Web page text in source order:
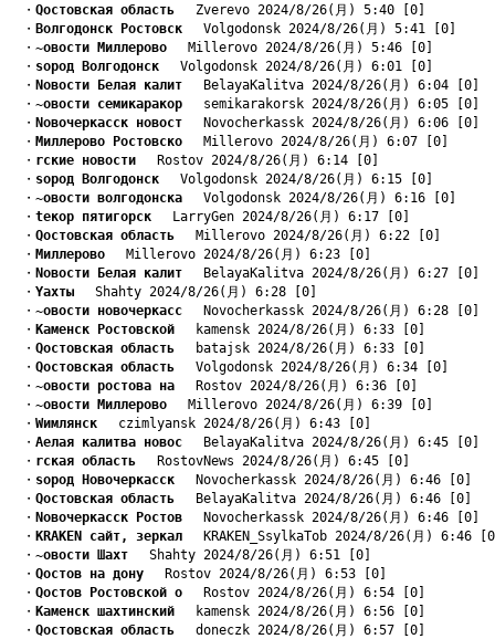
・ Qостовская область Zverevo 2024/8/26(月) 5:40 [0]
・ Bолгодонск Ростовск Volgodonsk 2024/8/26(月) 5:41 [0]
・ ~овости Миллерово Millerovo 2024/8/26(月) 5:46 [0]
・ sород Волгодонск Volgodonsk 2024/8/26(月) 6:01 [0]
・ Nовости Белая калит BelayaKalitva 2024/8/26(月) 6:04 [0]
・ ~овости семикаракор semikarakorsk 2024/8/26(月) 6:05 [0]
・ Nовочеркасск новост Novocherkassk 2024/8/26(月) 6:06 [0]
・ Mиллерово Ростовско Millerovo 2024/8/26(月) 6:07 [0]
・ rские новости Rostov 2024/8/26(月) 6:14 [0]
・ sород Волгодонск Volgodonsk 2024/8/26(月) 6:15 [0]
・ ~овости волгодонска Volgodonsk 2024/8/26(月) 6:16 [0]
・ tекор пятигорск LarryGen 2024/8/26(月) 6:17 [0]
・ Qостовская область Millerovo 2024/8/26(月) 6:22 [0]
・ Mиллерово Millerovo 2024/8/26(月) 6:23 [0]
・ Nовости Белая калит BelayaKalitva 2024/8/26(月) 6:27 [0]
・ Yахты Shahty 2024/8/26(月) 6:28 [0]
・ ~овости новочеркасс Novocherkassk 2024/8/26(月) 6:28 [0]
・ Kаменск Ростовской kamensk 2024/8/26(月) 6:33 [0]
・ Qостовская область batajsk 2024/8/26(月) 6:33 [0]
・ Qостовская область Volgodonsk 2024/8/26(月) 6:34 [0]
・ ~овости ростова на Rostov 2024/8/26(月) 6:36 [0]
・ ~овости Миллерово Millerovo 2024/8/26(月) 6:39 [0]
・ Wимлянск czimlyansk 2024/8/26(月) 6:43 [0]
・ Aелая калитва новос BelayaKalitva 2024/8/26(月) 6:45 [0]
・ rская область RostovNews 2024/8/26(月) 6:45 [0]
・ sород Новочеркасск Novocherkassk 2024/8/26(月) 6:46 [0]
・ Qостовская область BelayaKalitva 2024/8/26(月) 6:46 [0]
・ Nовочеркасск Ростов Novocherkassk 2024/8/26(月) 6:46 [0]
・ KRAKEN сайт, зеркал KRAKEN_SsylkaTob 2024/8/26(月) 6:46
・ ~овости Шахт Shahty 2024/8/26(月) 6:51 [0]
・ Qостов на дону Rostov 2024/8/26(月) 6:53 [0]
・ Qостов Ростовской о Rostov 2024/8/26(月) 6:54 [0]
・ Kаменск шахтинский kamensk 2024/8/26(月) 6:56 [0]
・ Qостовская область doneczk 2024/8/26(月) 6:57 [0]